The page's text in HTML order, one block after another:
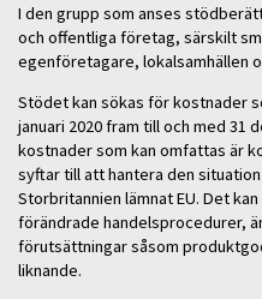
I den grupp som anses
och offentliga företag, särskilt
egenföretagare, lokalsamhällen
Stödet kan sökas för kostnader
januari 2020 fram till och med 31
kostnader som kan omfattas är
syftar till att hantera den
Storbritannien lämnat EU. Det
förändrade handelsprocedurer,
förutsättningar såsom
liknande.